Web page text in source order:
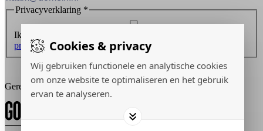
Cookies & privacy
Wij gebruiken functionele en analytische cookies
om onze website te optimaliseren en het gebruik
ervan te analyseren.
Privacyverklaring *
Ik ontvang graag de nieuwsbrief en ga akkoord met de
privacyverklaring.
Inschrijven
Gerealiseerd door: